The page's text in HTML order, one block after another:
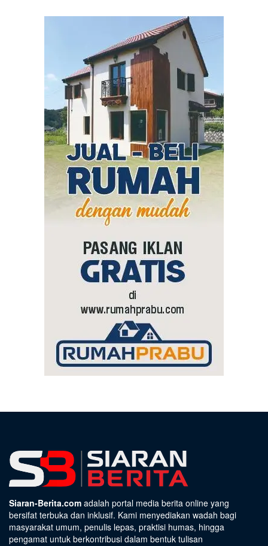
Siaran-Berita.com adalah portal media berita online yang
bersifat terbuka dan inklusif. Kami menyediakan wadah bagi
masyarakat umum, penulis lepas, praktisi humas, hingga
pengamat untuk berkontribusi dalam bentuk tulisan